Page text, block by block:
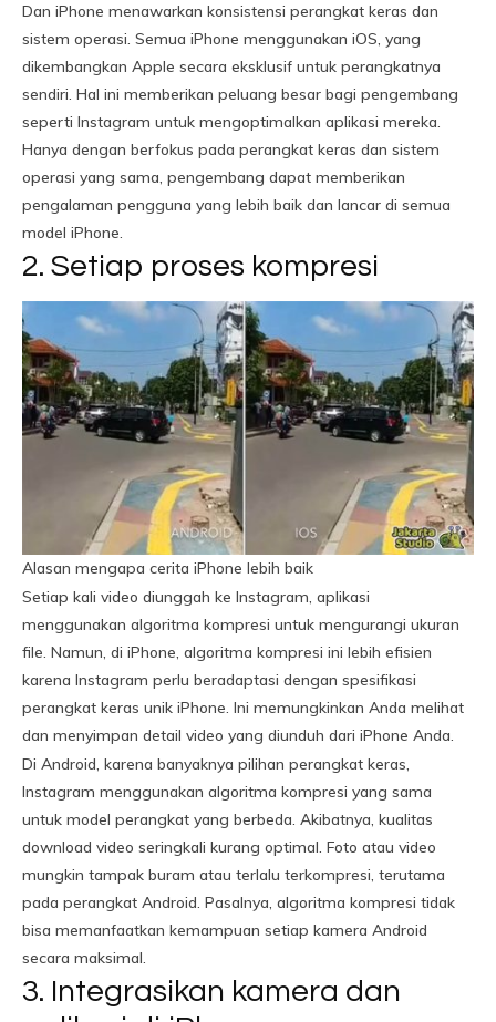
Dan iPhone menawarkan konsistensi perangkat keras dan
sistem operasi. Semua iPhone menggunakan iOS, yang
dikembangkan Apple secara eksklusif untuk perangkatnya
sendiri. Hal ini memberikan peluang besar bagi pengembang
seperti Instagram untuk mengoptimalkan aplikasi mereka.
Hanya dengan berfokus pada perangkat keras dan sistem
operasi yang sama, pengembang dapat memberikan
pengalaman pengguna yang lebih baik dan lancar di semua
model iPhone.
2. Setiap proses kompresi
Alasan mengapa cerita iPhone lebih baik
Setiap kali video diunggah ke Instagram, aplikasi
menggunakan algoritma kompresi untuk mengurangi ukuran
file. Namun, di iPhone, algoritma kompresi ini lebih efisien
karena Instagram perlu beradaptasi dengan spesifikasi
perangkat keras unik iPhone. Ini memungkinkan Anda melihat
dan menyimpan detail video yang diunduh dari iPhone Anda.
Di Android, karena banyaknya pilihan perangkat keras,
Instagram menggunakan algoritma kompresi yang sama
untuk model perangkat yang berbeda. Akibatnya, kualitas
download video seringkali kurang optimal. Foto atau video
mungkin tampak buram atau terlalu terkompresi, terutama
pada perangkat Android. Pasalnya, algoritma kompresi tidak
bisa memanfaatkan kemampuan setiap kamera Android
secara maksimal.
3. Integrasikan kamera dan